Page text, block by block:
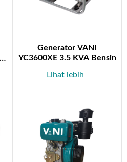
Generator VANI
YC3600XE 3.5 KVA Bensin
Lihat lebih